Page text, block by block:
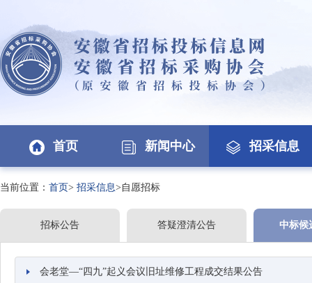
首页 新闻中心 招采信息
当前位置： 首页> 招采信息>自愿招标
招标公告 答疑澄清公告 中标候
会老堂—“四九”起义会议旧址维修工程成交结果公告